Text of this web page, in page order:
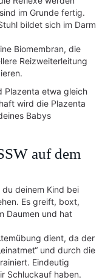
im Grunde fertig.
bildet sich im Darm
Biomembran, die
Reizweiterleitung
Plazenta etwa gleich
wird die Plazenta
Babys
auf dem
deinem Kind bei
Es greift, boxt,
Daumen und hat
dient, da der
und durch die
Eindeutig
Schluckauf haben.